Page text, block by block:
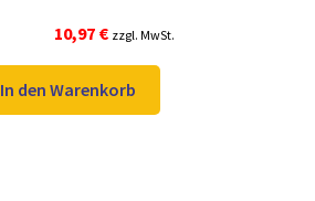
Ursprünglicher
war:
13,98 €
10,97 €Aktueller
ist:
10,97 €.
zzgl. MwSt.
In den Warenkorb